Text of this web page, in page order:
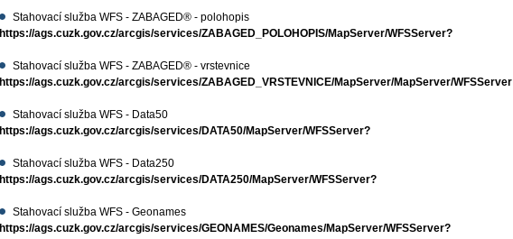
Stahovací služba WFS - ZABAGED® - polohopis
https://ags.cuzk.gov.cz/arcgis/services/ZABAGED_POLOHOPIS/MapServer/WFSServer?
Stahovací služba WFS - ZABAGED® - vrstevnice
https://ags.cuzk.gov.cz/arcgis/services/ZABAGED_VRSTEVNICE/MapServer/MapServer/WFSServer
Stahovací služba WFS - Data50
https://ags.cuzk.gov.cz/arcgis/services/DATA50/MapServer/WFSServer?
Stahovací služba WFS - Data250
https://ags.cuzk.gov.cz/arcgis/services/DATA250/MapServer/WFSServer?
Stahovací služba WFS - Geonames
https://ags.cuzk.gov.cz/arcgis/services/GEONAMES/Geonames/MapServer/WFSServer?